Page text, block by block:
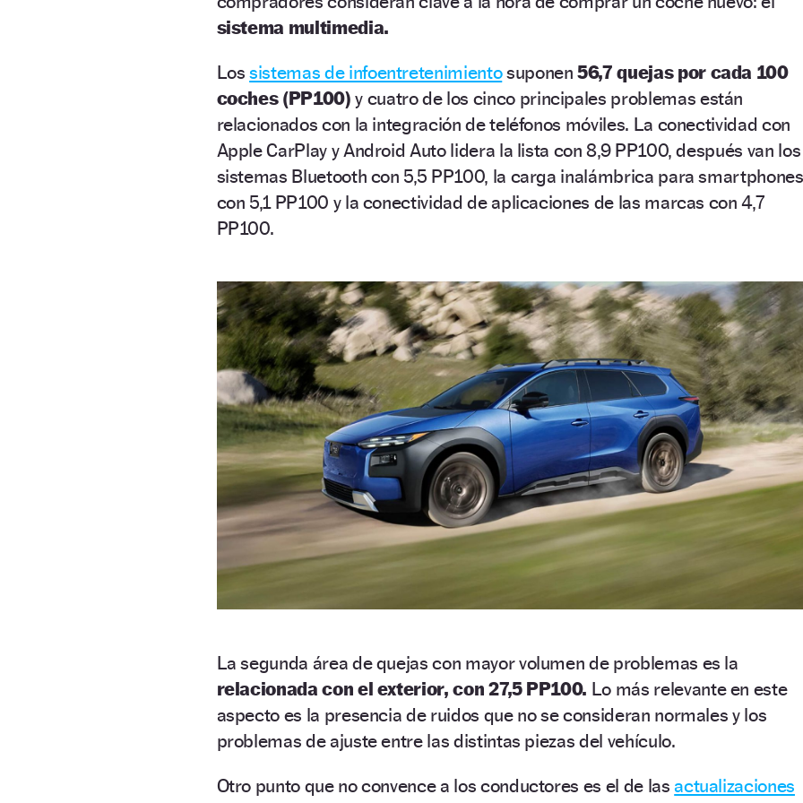
sistema multimedia.
Lossistemas de infoentretenimientosuponen56,7 quejas por cada 100
coches (PP100) y cuatro de los cinco principales problemas están
relacionados con la integración de teléfonos móviles. La conectividad con
Apple CarPlay y Android Auto lidera la lista con 8,9 PP100, después van los
sistemas Bluetooth con 5,5 PP100, la carga inalámbrica para smartphones
con 5,1 PP100 y la conectividad de aplicaciones de las marcas con 4,7
PP100.
La segunda área de quejas con mayor volumen de problemas es la
relacionada con el exterior, con 27,5 PP100. Lo más relevante en este
aspecto es la presencia de ruidos que no se consideran normales y los
problemas de ajuste entre las distintas piezas del vehículo.
Otro punto que no convence a los conductores es el de lasactualizaciones